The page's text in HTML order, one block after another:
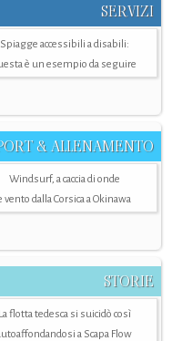
SERVIZI
Spiagge accessibili a disabili:
è un esempio da seguire
& ALLENAMENTO
Windsurf, a caccia di onde
vento dalla Corsica a Okinawa
STORIE
La flotta tedesca si suicidò così
a Scapa Flow